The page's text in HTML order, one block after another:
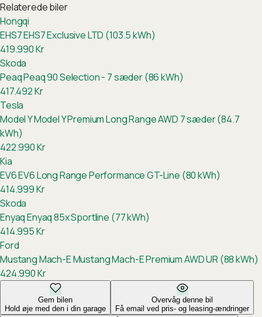
Relaterede biler
Hongqi
EHS7EHS7 Exclusive LTD (103.5 kWh)
419.990Kr
Skoda
PeaqPeaq 90 Selection - 7 sæder (86 kWh)
417.492Kr
Tesla
Model YModel Y Premium Long Range AWD 7 sæder (84.7
kWh)
422.990Kr
Kia
EV6EV6 Long Range Performance GT-Line (80 kWh)
414.999Kr
Skoda
EnyaqEnyaq 85x Sportline (77 kWh)
414.995Kr
Ford
Mustang Mach-EMustang Mach-E Premium AWD UR (88 kWh)
424.990Kr
Gem bilen
Hold øje med den i din garage
Overvåg denne bil
Få email ved pris- og leasing-ændringer